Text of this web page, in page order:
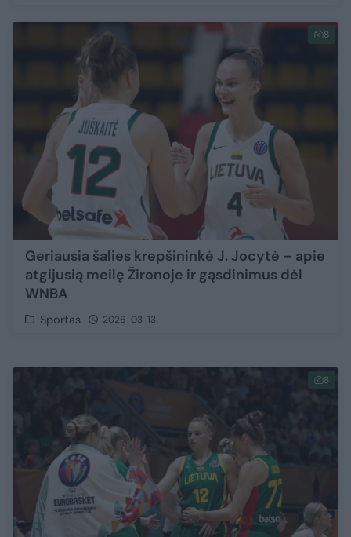
8
Geriausia šalies krepšininkė J. Jocytė – apie
atgijusią meilę Žironoje ir gąsdinimus dėl
WNBA
Sportas 2026-03-13
8